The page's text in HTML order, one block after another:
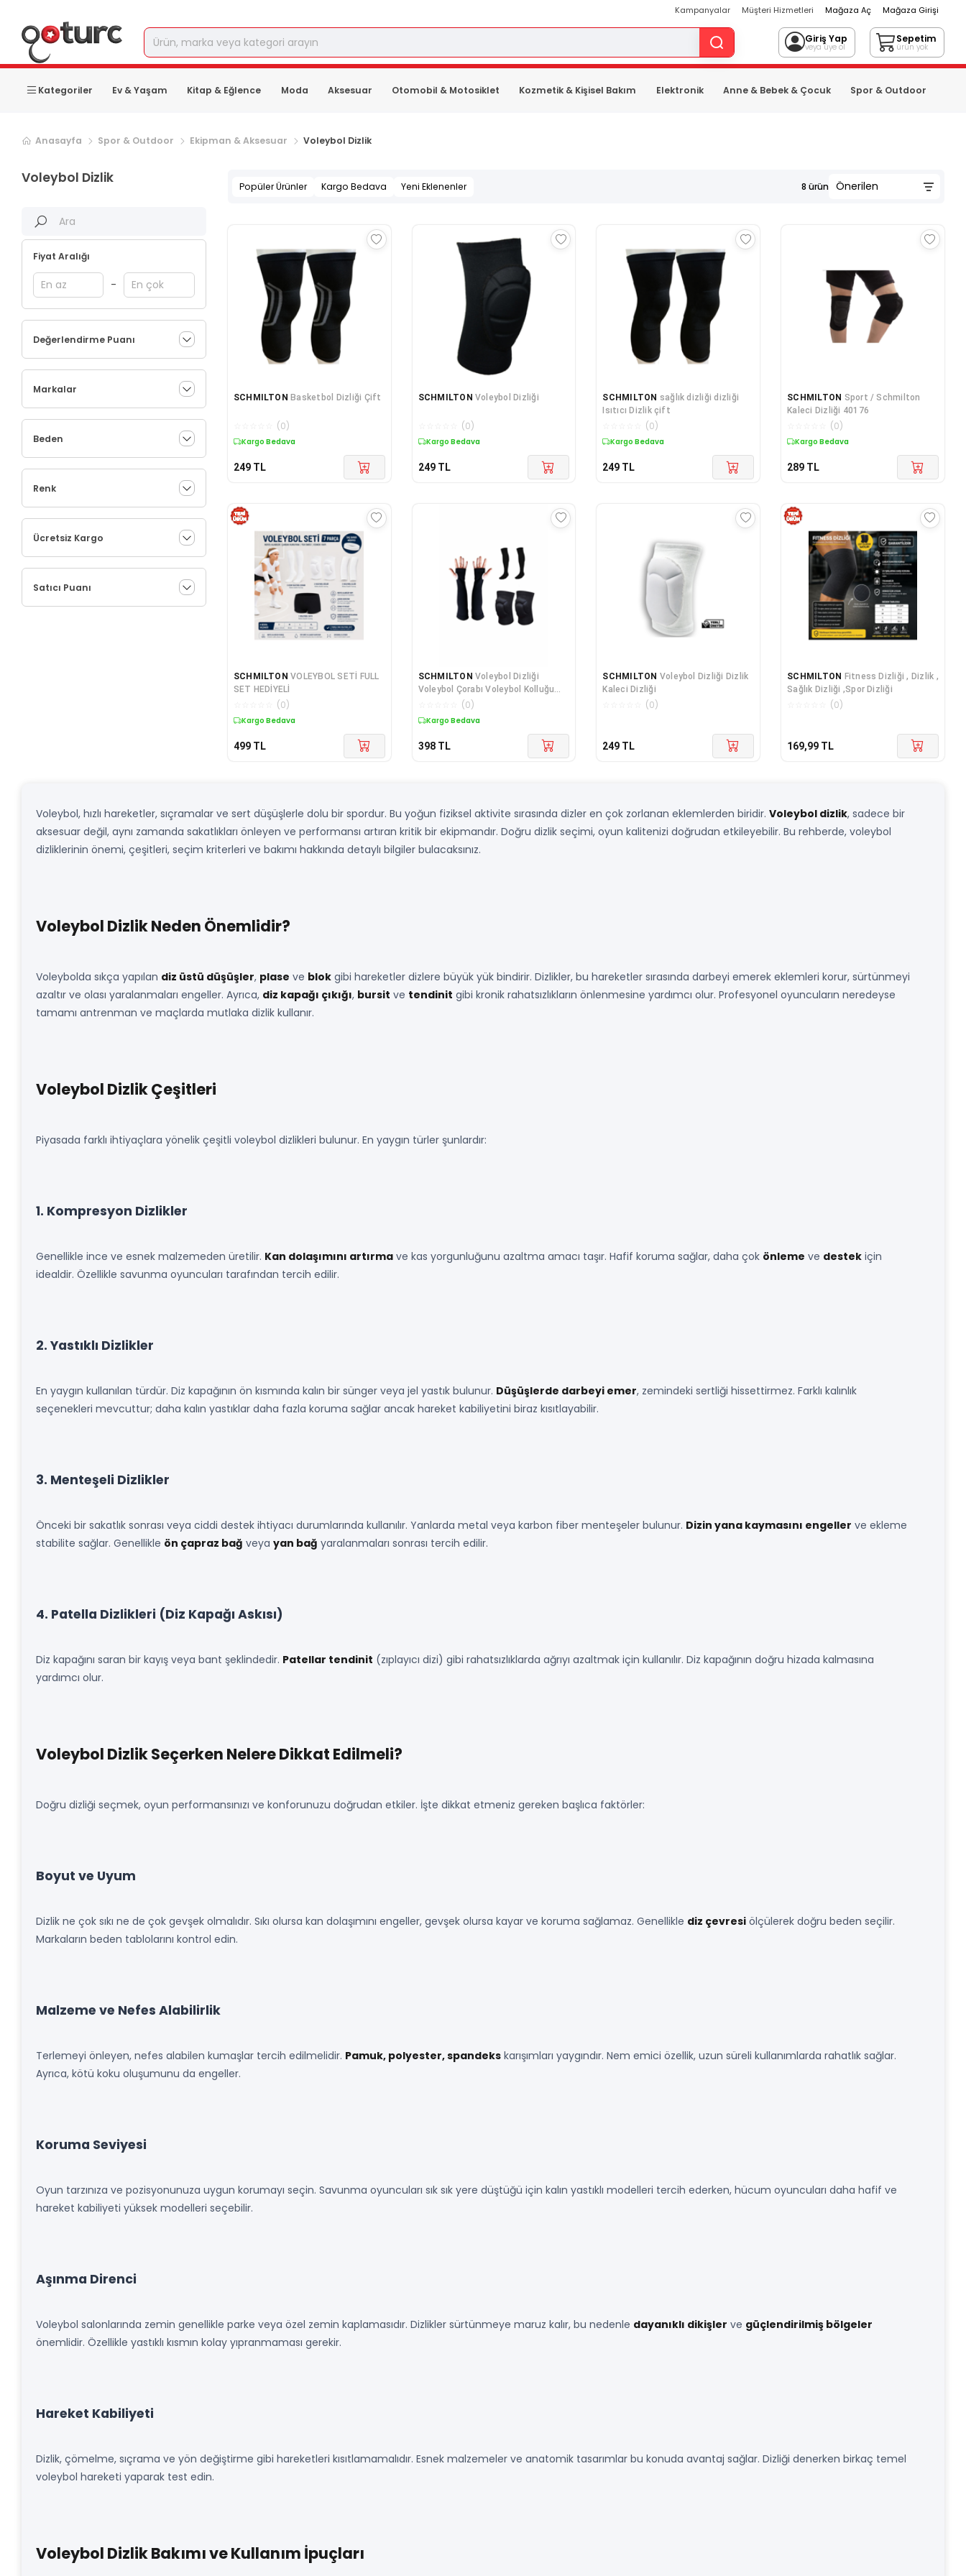
Kampanyalar Müşteri Hizmetleri Mağaza Aç Mağaza Girişi
Giriş Yap
veya üye ol
Sepetim
ürün yok
Kategoriler Ev & Yaşam Kitap & Eğlence Moda Aksesuar Otomobil & Motosiklet Kozmetik & Kişisel Bakım Elektronik Anne & Bebek & Çocuk Spor & Outdoor
Anasayfa Spor & Outdoor Ekipman & Aksesuar Voleybol Dizlik
Voleybol Dizlik
Fiyat Aralığı
-
Değerlendirme Puanı
Markalar
Beden
Renk
Ücretsiz Kargo
Satıcı Puanı
Popüler Ürünler Kargo Bedava Yeni Eklenenler 8 ürün
SCHMILTON Basketbol Dizliği Çift
(0)
Kargo Bedava
249 TL
SCHMILTON Voleybol Dizliği
(0)
Kargo Bedava
249 TL
SCHMILTON sağlık dizliği dizliği
Isıtıcı Dizlik çift
(0)
Kargo Bedava
249 TL
SCHMILTON Sport / Schmilton
Kaleci Dizliği 40176
(0)
Kargo Bedava
289 TL
SCHMILTON VOLEYBOL SETİ FULL
SET HEDİYELİ
(0)
Kargo Bedava
499 TL
SCHMILTON Voleybol Dizliği
Voleybol Çorabı Voleybol Kolluğu
(0)
Kargo Bedava
398 TL
SCHMILTON Voleybol Dizliği Dizlik
Kaleci Dizliği
(0)
249 TL
SCHMILTON Fitness Dizliği , Dizlik ,
Sağlık Dizliği ,Spor Dizliği
(0)
169,99 TL
Voleybol, hızlı hareketler, sıçramalar ve sert düşüşlerle dolu bir spordur. Bu yoğun fiziksel aktivite sırasında dizler en çok zorlanan eklemlerden biridir. Voleybol dizlik, sadece bir
aksesuar değil, aynı zamanda sakatlıkları önleyen ve performansı artıran kritik bir ekipmandır. Doğru dizlik seçimi, oyun kalitenizi doğrudan etkileyebilir. Bu rehberde, voleybol
dizliklerinin önemi, çeşitleri, seçim kriterleri ve bakımı hakkında detaylı bilgiler bulacaksınız.
Voleybol Dizlik Neden Önemlidir?
Voleybolda sıkça yapılan diz üstü düşüşler, plase ve blok gibi hareketler dizlere büyük yük bindirir. Dizlikler, bu hareketler sırasında darbeyi emerek eklemleri korur, sürtünmeyi
azaltır ve olası yaralanmaları engeller. Ayrıca, diz kapağı çıkığı, bursit ve tendinit gibi kronik rahatsızlıkların önlenmesine yardımcı olur. Profesyonel oyuncuların neredeyse
tamamı antrenman ve maçlarda mutlaka dizlik kullanır.
Voleybol Dizlik Çeşitleri
Piyasada farklı ihtiyaçlara yönelik çeşitli voleybol dizlikleri bulunur. En yaygın türler şunlardır:
1. Kompresyon Dizlikler
Genellikle ince ve esnek malzemeden üretilir. Kan dolaşımını artırma ve kas yorgunluğunu azaltma amacı taşır. Hafif koruma sağlar, daha çok önleme ve destek için
idealdir. Özellikle savunma oyuncuları tarafından tercih edilir.
2. Yastıklı Dizlikler
En yaygın kullanılan türdür. Diz kapağının ön kısmında kalın bir sünger veya jel yastık bulunur. Düşüşlerde darbeyi emer, zemindeki sertliği hissettirmez. Farklı kalınlık
seçenekleri mevcuttur; daha kalın yastıklar daha fazla koruma sağlar ancak hareket kabiliyetini biraz kısıtlayabilir.
3. Menteşeli Dizlikler
Önceki bir sakatlık sonrası veya ciddi destek ihtiyacı durumlarında kullanılır. Yanlarda metal veya karbon fiber menteşeler bulunur. Dizin yana kaymasını engeller ve ekleme
stabilite sağlar. Genellikle ön çapraz bağ veya yan bağ yaralanmaları sonrası tercih edilir.
4. Patella Dizlikleri (Diz Kapağı Askısı)
Diz kapağını saran bir kayış veya bant şeklindedir. Patellar tendinit (zıplayıcı dizi) gibi rahatsızlıklarda ağrıyı azaltmak için kullanılır. Diz kapağının doğru hizada kalmasına
yardımcı olur.
Voleybol Dizlik Seçerken Nelere Dikkat Edilmeli?
Doğru dizliği seçmek, oyun performansınızı ve konforunuzu doğrudan etkiler. İşte dikkat etmeniz gereken başlıca faktörler:
Boyut ve Uyum
Dizlik ne çok sıkı ne de çok gevşek olmalıdır. Sıkı olursa kan dolaşımını engeller, gevşek olursa kayar ve koruma sağlamaz. Genellikle diz çevresi ölçülerek doğru beden seçilir.
Markaların beden tablolarını kontrol edin.
Malzeme ve Nefes Alabilirlik
Terlemeyi önleyen, nefes alabilen kumaşlar tercih edilmelidir. Pamuk, polyester, spandeks karışımları yaygındır. Nem emici özellik, uzun süreli kullanımlarda rahatlık sağlar.
Ayrıca, kötü koku oluşumunu da engeller.
Koruma Seviyesi
Oyun tarzınıza ve pozisyonunuza uygun korumayı seçin. Savunma oyuncuları sık sık yere düştüğü için kalın yastıklı modelleri tercih ederken, hücum oyuncuları daha hafif ve
hareket kabiliyeti yüksek modelleri seçebilir.
Aşınma Direnci
Voleybol salonlarında zemin genellikle parke veya özel zemin kaplamasıdır. Dizlikler sürtünmeye maruz kalır, bu nedenle dayanıklı dikişler ve güçlendirilmiş bölgeler
önemlidir. Özellikle yastıklı kısmın kolay yıpranmaması gerekir.
Hareket Kabiliyeti
Dizlik, çömelme, sıçrama ve yön değiştirme gibi hareketleri kısıtlamamalıdır. Esnek malzemeler ve anatomik tasarımlar bu konuda avantaj sağlar. Dizliği denerken birkaç temel
voleybol hareketi yaparak test edin.
Voleybol Dizlik Bakımı ve Kullanım İpuçları